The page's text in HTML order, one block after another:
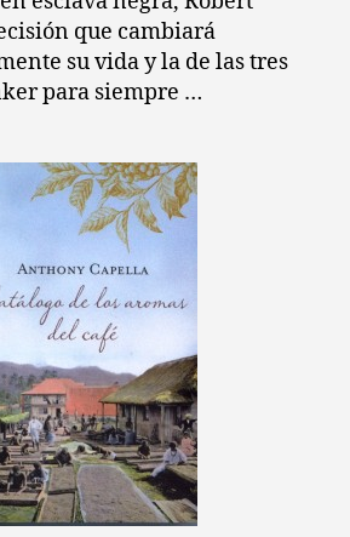
que cambiará
su vida y la de las tres
para siempre …